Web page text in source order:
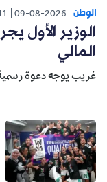
الوطن 09-08-2026
الوزير الأول
المالي
غريب يوجه دعوة رسمية